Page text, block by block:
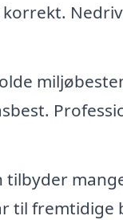
tilbyder
til fremtidige